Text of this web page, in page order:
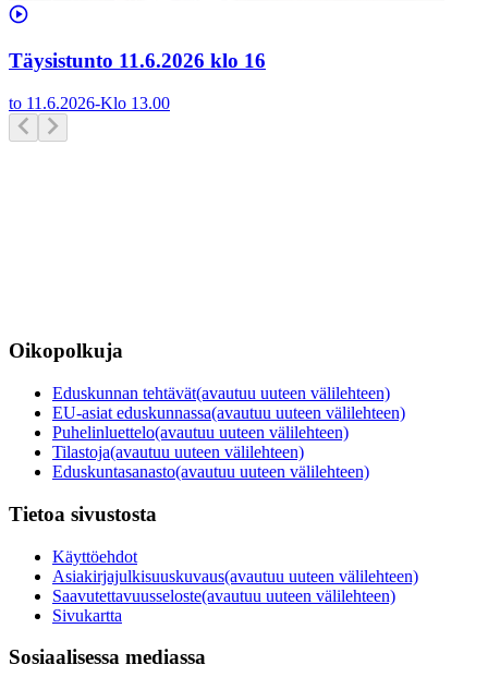
Täysistunto 11.6.2026 klo 16
to 11.6.2026-Klo 13.00
Oikopolkuja
Eduskunnan tehtävät(avautuu uuteen välilehteen)
EU-asiat eduskunnassa(avautuu uuteen välilehteen)
Puhelinluettelo(avautuu uuteen välilehteen)
Tilastoja(avautuu uuteen välilehteen)
Eduskuntasanasto(avautuu uuteen välilehteen)
Tietoa sivustosta
Käyttöehdot
Asiakirjajulkisuuskuvaus(avautuu uuteen välilehteen)
Saavutettavuusseloste(avautuu uuteen välilehteen)
Sivukartta
Sosiaalisessa mediassa